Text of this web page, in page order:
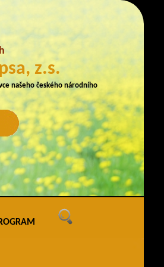
z.s.
našeho českého národního